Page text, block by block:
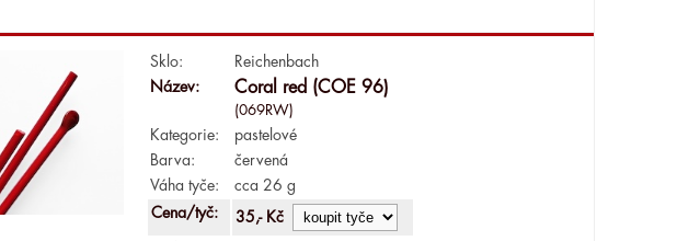
Sklo:
Reichenbach
Název:
Coral red (COE 96)
(069RW)
Kategorie:
pastelové
Barva:
červená
Váha tyče:
cca 26 g
Cena/tyč:
35,- Kč